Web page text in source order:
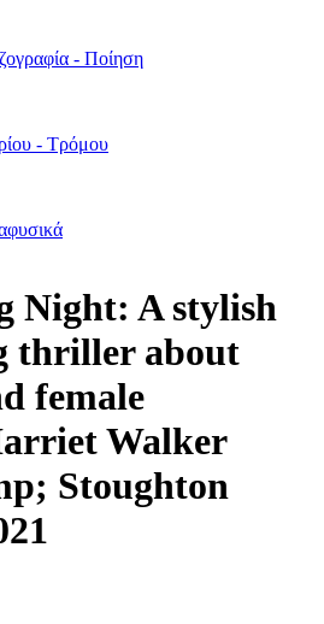
- Ποίηση
- Τρόμου
Night: A stylish
thriller about
female
Walker
Stoughton